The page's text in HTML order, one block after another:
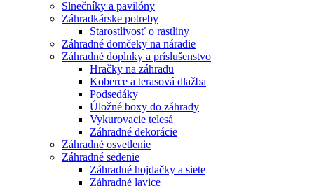
Slnečníky a pavilóny
Záhradkárske potreby
Starostlivosť o rastliny
Záhradné domčeky na náradie
Záhradné doplnky a príslušenstvo
Hračky na záhradu
Koberce a terasová dlažba
Podsedáky
Úložné boxy do záhrady
Vykurovacie telesá
Záhradné dekorácie
Záhradné osvetlenie
Záhradné sedenie
Záhradné hojdačky a siete
Záhradné lavice